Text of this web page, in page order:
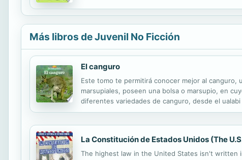
Más libros de Juvenil No Ficción
El canguro
Este tomo te permitirá conocer mejor al canguro,
marsupiales, poseen una bolsa o marsupio, en
diferentes variedades de canguro, desde el
alrededor de setenta kilos.
La Constitución de Estados Unidos (The
The highest law in the United States isn't written